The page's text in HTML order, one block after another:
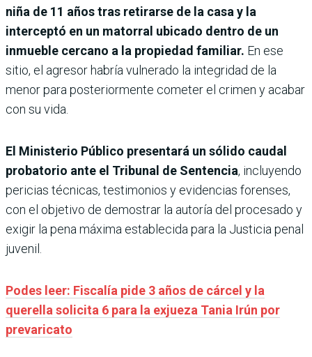
niña de 11 años tras retirarse de la casa y la
interceptó en un matorral ubicado dentro de un
inmueble cercano a la propiedad familiar. En ese
sitio, el agresor habría vulnerado la integridad de la
menor para posteriormente cometer el crimen y acabar
con su vida.
El Ministerio Público presentará un sólido caudal
probatorio ante el Tribunal de Sentencia, incluyendo
pericias técnicas, testimonios y evidencias forenses,
con el objetivo de demostrar la autoría del procesado y
exigir la pena máxima establecida para la Justicia penal
juvenil.
Podes leer: Fiscalía pide 3 años de cárcel y la
querella solicita 6 para la exjueza Tania Irún por
prevaricato